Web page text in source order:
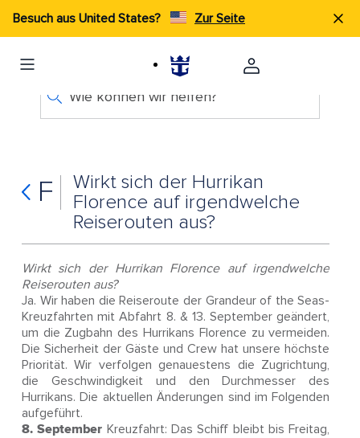
Besuch aus United States? Zur Seite
Wie können wir helfen?
F
Wirkt sich der Hurrikan
Florence auf irgendwelche
Reiserouten aus?
Wirkt sich der Hurrikan Florence auf irgendwelche
Reiserouten aus?
Ja. Wir haben die Reiseroute der Grandeur of the Seas-
Kreuzfahrten mit Abfahrt 8. & 13. September geändert,
um die Zugbahn des Hurrikans Florence zu vermeiden.
Die Sicherheit der Gäste und Crew hat unsere höchste
Priorität. Wir verfolgen genauestens die Zugrichtung,
die Geschwindigkeit und den Durchmesser des
Hurrikans. Die aktuellen Änderungen sind im Folgenden
aufgeführt.
8. September Kreuzfahrt: Das Schiff bleibt bis Freitag,